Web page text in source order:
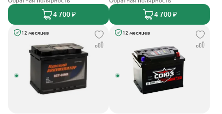
4 700 ₽ 4 700 ₽
12 месяцев 12 месяцев